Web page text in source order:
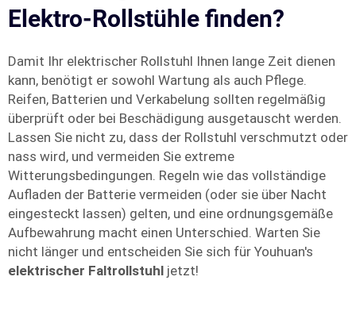
Elektro-Rollstühle finden?
Damit Ihr elektrischer Rollstuhl Ihnen lange Zeit dienen
kann, benötigt er sowohl Wartung als auch Pflege.
Reifen, Batterien und Verkabelung sollten regelmäßig
überprüft oder bei Beschädigung ausgetauscht werden.
Lassen Sie nicht zu, dass der Rollstuhl verschmutzt oder
nass wird, und vermeiden Sie extreme
Witterungsbedingungen. Regeln wie das vollständige
Aufladen der Batterie vermeiden (oder sie über Nacht
eingesteckt lassen) gelten, und eine ordnungsgemäße
Aufbewahrung macht einen Unterschied. Warten Sie
nicht länger und entscheiden Sie sich für Youhuan's
elektrischer Faltrollstuhl jetzt!